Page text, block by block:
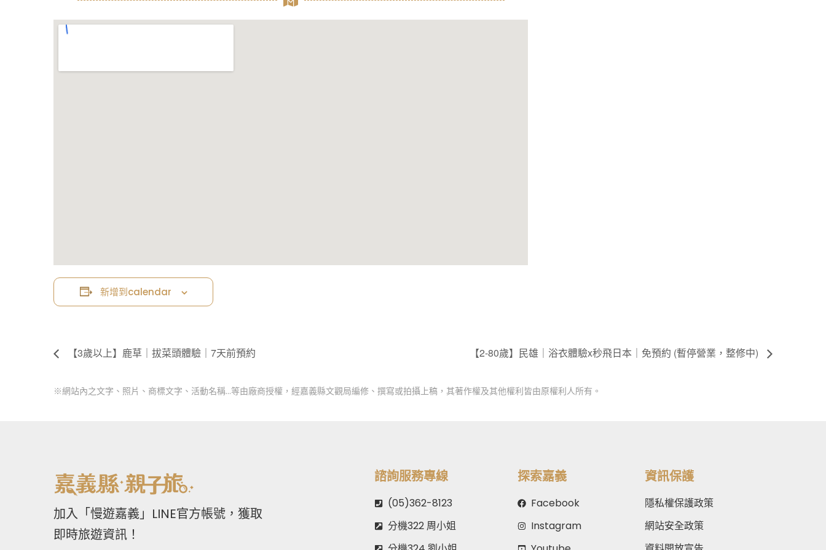
新增到calendar
【3歲以上】鹿草｜拔菜頭體驗｜7天前預約 【2-80歲】民雄｜浴衣體驗x秒飛日本｜免預約 (暫停營業，整修中)
※網站內之文字、照片、商標文字、活動名稱…等由廠商授權，經嘉義縣文觀局編修、撰寫或拍攝上稿，其著作權及其他權利皆由原權利人所有。
加入「慢遊嘉義」LINE官方帳號，獲取
即時旅遊資訊！
諮詢服務專線
(05)362-8123
分機322 周小姐
探索嘉義
Facebook
Instagram
資訊保護
隱私權保護政策
網站安全政策